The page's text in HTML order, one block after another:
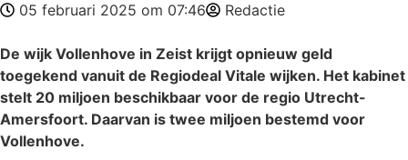
05 februari 2025 om 07:46 Redactie
De wijk Vollenhove in Zeist krijgt opnieuw geld
toegekend vanuit de Regiodeal Vitale wijken. Het kabinet
stelt 20 miljoen beschikbaar voor de regio Utrecht-
Amersfoort. Daarvan is twee miljoen bestemd voor
Vollenhove.